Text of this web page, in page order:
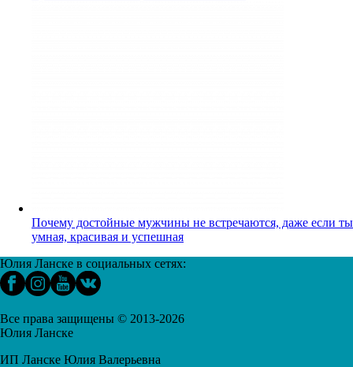
Почему достойные мужчины не встречаются, даже если ты
умная, красивая и успешная
Юлия Ланске в социальных сетях:
Все права защищены © 2013-2026
Юлия Ланске
ИП Ланске Юлия Валерьевна